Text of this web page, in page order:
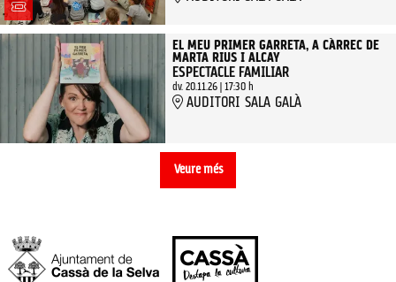
EL MEU PRIMER GARRETA, A CÀRREC DE
MARTA RIUS I ALCAY
ESPECTACLE FAMILIAR
dv. 20.11.26| 17:30 h
AUDITORI SALA GALÀ
Veure més